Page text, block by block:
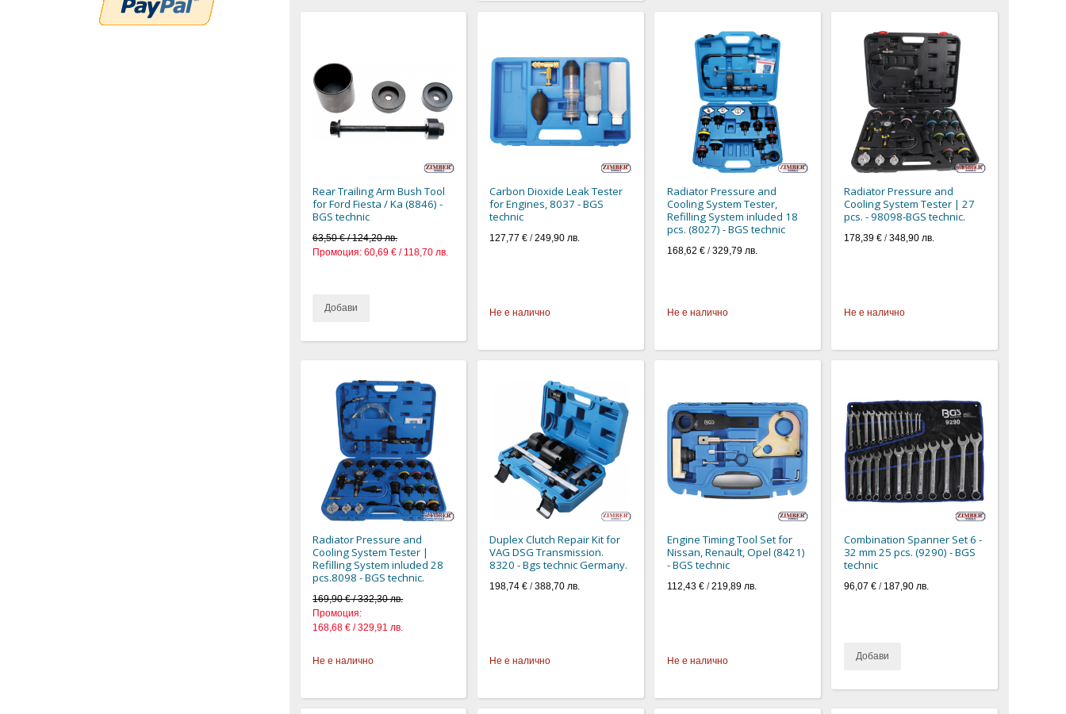
Rear Trailing Arm Bush Tool
for Ford Fiesta / Ka (8846) -
BGS technic
63,50 € / 124,20 лв.
Промоция: 60,69 € / 118,70 лв.
Добави
Carbon Dioxide Leak Tester
for Engines, 8037 - BGS
technic
127,77 € /249,90 лв.
Не е налично
Radiator Pressure and
Cooling System Tester,
Refilling System inluded 18
pcs. (8027) - BGS technic
168,62 €/329,79 лв.
Не е налично
Radiator Pressure and
Cooling System Tester | 27
pcs. - 98098-BGS technic.
178,39 € /348,90 лв.
Не е налично
Radiator Pressure and
Cooling System Tester |
Refilling System inluded 28
pcs.8098 - BGS technic.
169,90 € / 332,30 лв.
Промоция:
168,68 € / 329,91 лв.
Не е налично
Duplex Clutch Repair Kit for
VAG DSG Transmission.
8320 - Bgs technic Germany.
198,74 € /388,70 лв.
Не е налично
Engine Timing Tool Set for
Nissan, Renault, Opel (8421)
- BGS technic
112,43 €/219,89 лв.
Не е налично
Combination Spanner Set 6 -
32 mm 25 pcs. (9290) - BGS
technic
96,07 € / 187,90 лв.
Добави